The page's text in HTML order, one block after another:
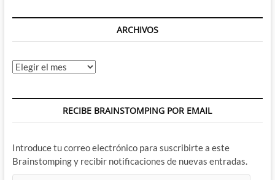
ARCHIVOS
Archivos
RECIBE BRAINSTOMPING POR EMAIL
Introduce tu correo electrónico para suscribirte a este
Brainstomping y recibir notificaciones de nuevas entradas.